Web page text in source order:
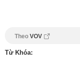
Theo VOV
Từ Khóa: